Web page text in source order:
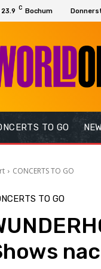
23.9 C Bochum
TO GO
CONCERTS TO GO
TO GO